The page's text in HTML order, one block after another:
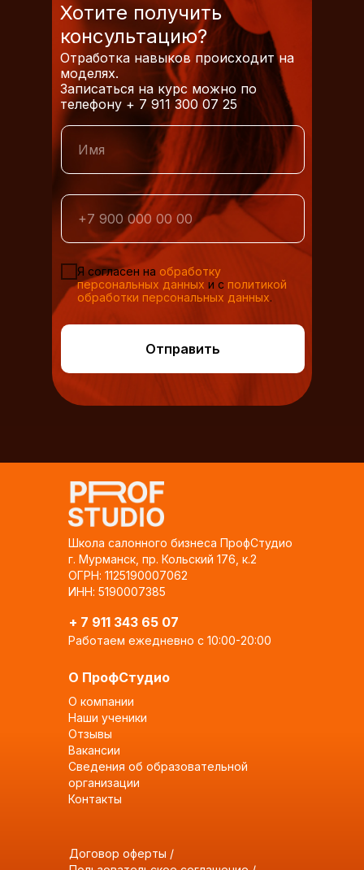
Хотите получить
консультацию?
Отработка навыков происходит на
моделях.
Записаться на курс можно по
телефону + 7 911 300 07 25
Я согласен на обработку
персональных данных и с политикой
обработки персональных данных.
Отправить
Школа салонного бизнеса ПрофСтудио
г. Мурманск, пр. Кольский 176, к.2
ОГРН: 1125190007062
ИНН: 5190007385
Договор оферты /
О ПрофСтудио
О компании
Наши ученики
Отзывы
Вакансии
Сведения об образовательной
организации
Контакты
Работаем ежедневно с 10:00-20:00
+ 7 911 343 65 07